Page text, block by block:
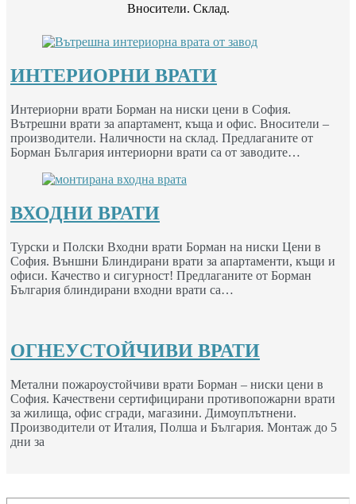
Вносители. Склад.
ИНТЕРИОРНИ ВРАТИ
Интериорни врати Борман на ниски цени в София.
Вътрешни врати за апартамент, къща и офис. Вносители –
производители. Наличности на склад. Предлаганите от
Борман България интериорни врати са от заводите…
ВХОДНИ ВРАТИ
Турски и Полски Входни врати Борман на ниски Цени в
София. Външни Блиндирани врати за апартаменти, къщи и
офиси. Качество и сигурност! Предлаганите от Борман
България блиндирани входни врати са…
ОГНЕУСТОЙЧИВИ ВРАТИ
Метални пожароустойчиви врати Борман – ниски цени в
София. Качествени сертифицирани противопожарни врати
за жилища, офис сгради, магазини. Димоуплътнени.
Производители от Италия, Полша и България. Монтаж до 5
дни за